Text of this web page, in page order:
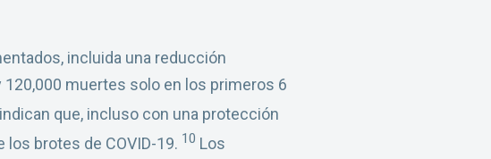
incluida una reducción
muertes solo en los primeros 6
que, incluso con una protección
brotes de COVID-19. 10 Los